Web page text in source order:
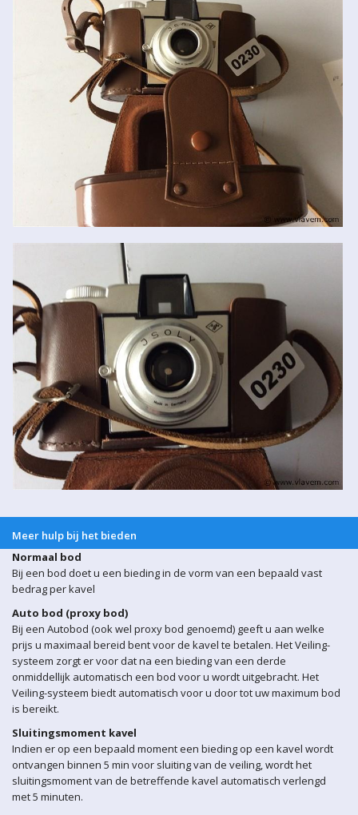
Meer hulp bij het bieden
Normaal bod
Bij een bod doet u een bieding in de vorm van een bepaald vast
bedrag per kavel
Auto bod (proxy bod)
Bij een Autobod (ook wel proxy bod genoemd) geeft u aan welke
prijs u maximaal bereid bent voor de kavel te betalen. Het Veiling-
systeem zorgt er voor dat na een bieding van een derde
onmiddellijk automatisch een bod voor u wordt uitgebracht. Het
Veiling-systeem biedt automatisch voor u door tot uw maximum bod
is bereikt.
Sluitingsmoment kavel
Indien er op een bepaald moment een bieding op een kavel wordt
ontvangen binnen 5 min voor sluiting van de veiling, wordt het
sluitingsmoment van de betreffende kavel automatisch verlengd
met 5 minuten.